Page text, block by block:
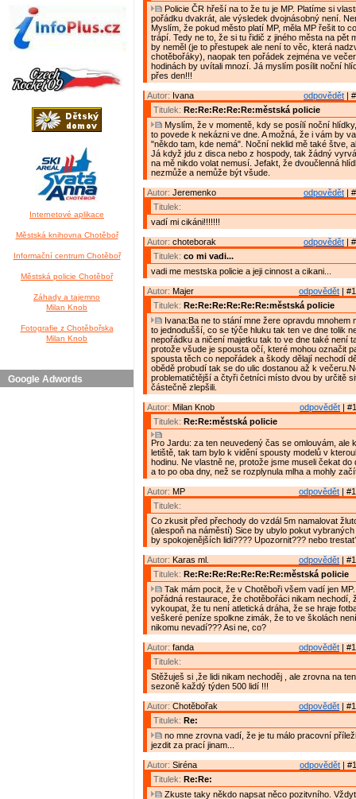
Internetové aplikace
Městská knihovna Chotěboř
Informační centrum Chotěboř
Městská policie Chotěboř
Záhady a tajemno
Milan Knob
Fotografie z Chotěbořska
Milan Knob
Google Adwords
Policie ČR hřeší na to že tu je MP. Platíme si
pořádku dvakrát, ale výsledek dvojnásobný není.
Myslím, že pokud město platí MP, měla MP řešit to
trápí. Tedy ne to, že si tu řidič z jiného města na pět
by neměl (je to přestupek ale není to věc, která
chotěbořáky), naopak ten pořádek zejména ve
hodinách by uvítali mnozí. Já myslím posílit noční
přes den!!!
odpovědět |
Autor: Ivana
Titulek: Re:Re:Re:Re:Re:městská policie
Myslím, že v momentě, kdy se posílí noční
to povede k nekázni ve dne. A možná, že i vám by
"někdo tam, kde nemá". Noční neklid mě také štve,
Já když jdu z disca nebo z hospody, tak žádný
na mě nikdo volat nemusí. Jefakt, že dvoučlenná
nezmůže a nemůže být všude.
odpovědět |
Autor: Jeremenko
Titulek:
vadí mi cikáni!!!!!!!
odpovědět |
Autor: choteborak
Titulek: co mi vadi...
vadi me mestska policie a jeji cinnost a cikani...
odpovědět |
Autor: Majer
Titulek: Re:Re:Re:Re:Re:Re:městská policie
Ivana:Ba ne to stání mne žere opravdu mnohem
to jednodušší, co se týče hluku tak ten ve dne tolik
nepořádku a ničení majetku tak to ve dne také není
protože všude je spousta očí, které mohou označit
spousta těch co nepořádek a škody dělají nechodí
obědě probudí tak se do ulic dostanou až k
problematičtější a čtyři četníci místo dvou by určitě
částečně zlepšili.
odpovědět |
Autor: Milan Knob
Titulek: Re:Re:městská policie
Pro Jardu: za ten neuvedený čas se omlouvám, ale
letiště, tak tam bylo k vidění spousty modelů v
hodinu. Ne vlastně ne, protože jsme museli čekat do
a to po oba dny, než se rozplynula mlha a mohly
odpovědět |
Autor: MP
Titulek:
Co zkusit před přechody do vzdál 5m namalovat
(alespoň na náměstí) Sice by ubylo pokut vybraných
by spokojenějších lidi???? Upozornit??? nebo
odpovědět |
Autor: Karas ml.
Titulek: Re:Re:Re:Re:Re:Re:Re:městská policie
Tak mám pocit, že v Chotěboři všem vadí jen
pořádná restaurace, že chotěbořáci nikam nechodí,
vykoupat, že tu není atletická dráha, že se hraje
veškeré peníze spolkne zimák, že to ve školách
nikomu nevadí??? Asi ne, co?
odpovědět |
Autor: fanda
Titulek:
Stěžuješ si ,že lidi nikam nechoděj , ale zrovna na
sezoně každý týden 500 lidí !!!
odpovědět |
Autor: Chotěbořak
Titulek: Re:
no mne zrovna vadí, že je tu málo pracovní
jezdit za prací jinam...
odpovědět |
Autor: Siréna
Titulek: Re:Re:
Zkuste taky někdo napsat něco pozitvního.